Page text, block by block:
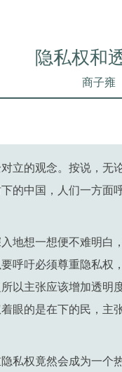
隐私权和
商子雍
立的观念。按说，
的中国，人们一方面
地想一想便不难明白
呼吁必须尊重隐私权
以主张应该增加透明
眼的是在下的民，主
私权竟然会成为一个